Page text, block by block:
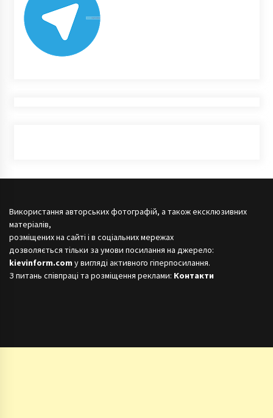
Використання авторських фотографій, а також ексклюзивних
матеріалів,
розміщених на сайті і в соціальних мережах
дозволяється тільки за умови посилання на джерело:
kievinform.com у вигляді активного гіперпосилання.
З питань співпраці та розміщення реклами: Контакти